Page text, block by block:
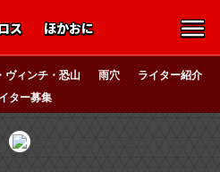
ス ほかおに
ヴィンチ・恐山 雨穴
ライター紹介
ター募集